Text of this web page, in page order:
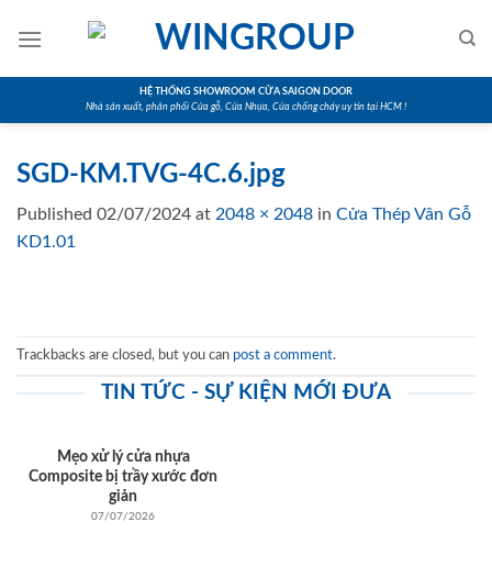
HỆ THỐNG SHOWROOM CỬA SAIGON DOOR
Nhà sản xuất, phân phối Cửa gỗ, Cửa Nhựa, Cửa chống cháy uy tín tại HCM !
SGD-KM.TVG-4C.6.jpg
Published 02/07/2024 at 2048 × 2048 in Cửa Thép Vân Gỗ
KD1.01
Trackbacks are closed, but you can post a comment.
TIN TỨC - SỰ KIỆN MỚI ĐƯA
Mẹo xử lý cửa nhựa
Composite bị trầy xước đơn
giản
07/07/2026